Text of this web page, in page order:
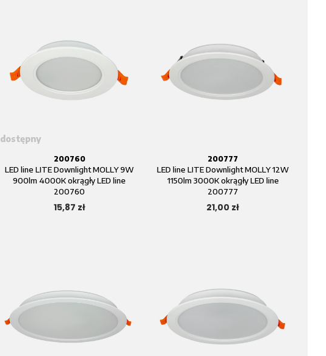
dostępny
200760
LED line LITE Downlight MOLLY 9W
900lm 4000K okrągły LED line
200760
15,87 zł
200777
LED line LITE Downlight MOLLY 12W
1150lm 3000K okrągły LED line
200777
21,00 zł